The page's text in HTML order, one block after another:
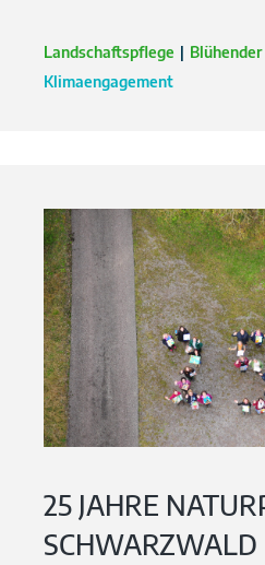
Landschaftspflege
Klimaengagement
25 JAHRE